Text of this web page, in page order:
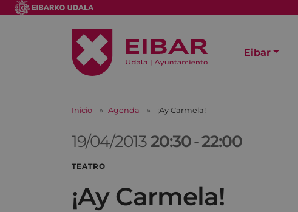
Eibar
Inicio Agenda ¡Ay Carmela!
19/04/201320:30-22:00
TEATRO
¡Ay Carmela!